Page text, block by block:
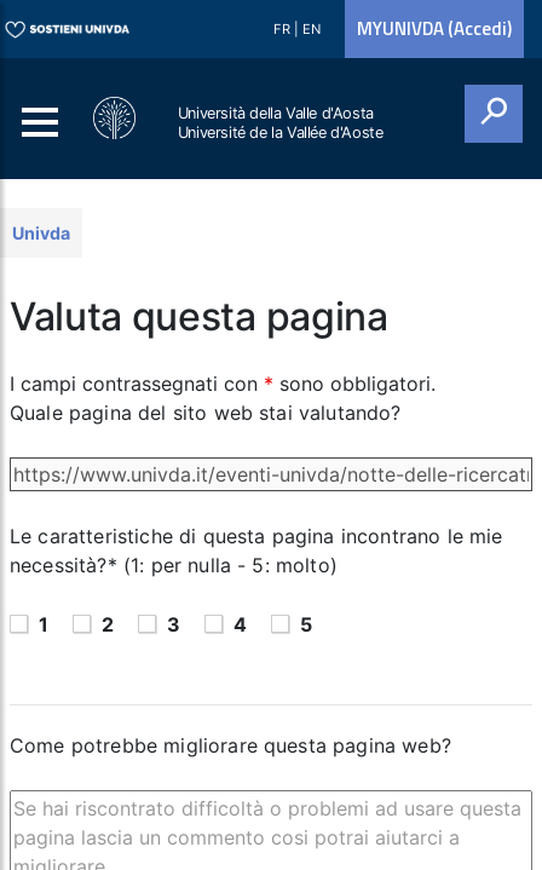
FR EN MYUNIVDA (Accedi)
Università della Valle d'Aosta
Université de la Vallée d'Aoste
Univda
Valuta questa pagina
I campi contrassegnati con * sono obbligatori.
Quale pagina del sito web stai valutando?
Le caratteristiche di questa pagina incontrano le mie
necessità?* (1: per nulla - 5: molto)
1 2 3 4 5
Come potrebbe migliorare questa pagina web?